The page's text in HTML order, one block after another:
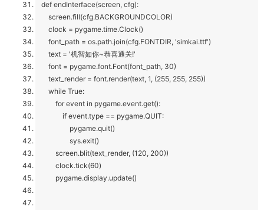
def endInterface(screen, cfg):
screen.fill(cfg.BACKGROUNDCOLOR)
clock = pygame.time.Clock()
font_path = os.path.join(cfg.FONTDIR, 'simkai.ttf')
text = '机智如你~恭喜通关!'
font = pygame.font.Font(font_path, 30)
text_render = font.render(text, 1, (255, 255, 255))
while True:
for event in pygame.event.get():
if event.type == pygame.QUIT:
pygame.quit()
sys.exit()
screen.blit(text_render, (120, 200))
clock.tick(60)
pygame.display.update()